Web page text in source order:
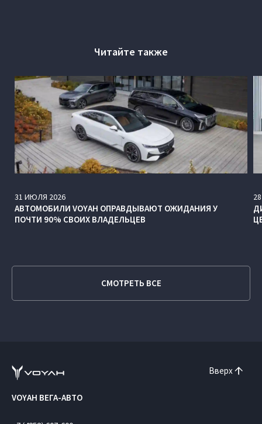
Читайте также
31 ИЮЛЯ 2026
АВТОМОБИЛИ VOYAH ОПРАВДЫВАЮТ ОЖИДАНИЯ У
ПОЧТИ 90% СВОИХ ВЛАДЕЛЬЦЕВ
28
СМОТРЕТЬ ВСЕ
Вверх
VOYAH ВЕГА-АВТО